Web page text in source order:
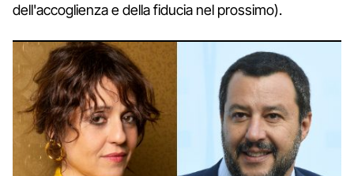
dell'accoglienza e della fiducia nel prossimo).